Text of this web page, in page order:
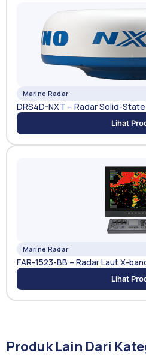
Marine Radar
DRS4D-NXT – Radar Solid-
Lihat
Marine Radar
FAR-1523-BB – Radar Laut X-
Lihat
Produk Lain Dari